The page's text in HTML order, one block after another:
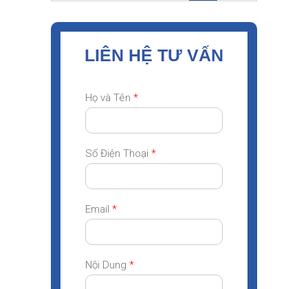
LIÊN HỆ TƯ VẤN
Họ và Tên *
Số Điện Thoại *
Email *
Nội Dung *